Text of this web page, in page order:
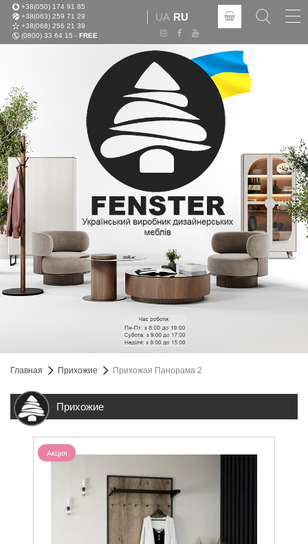
+38(050) 174 91 85
+38(063) 259 71 29
+38(068) 256 21 39
(0800) 33 64 15 - FREE
UA RU
Главная Прихожие Прихожая Панорама 2
Прихожие
Акция